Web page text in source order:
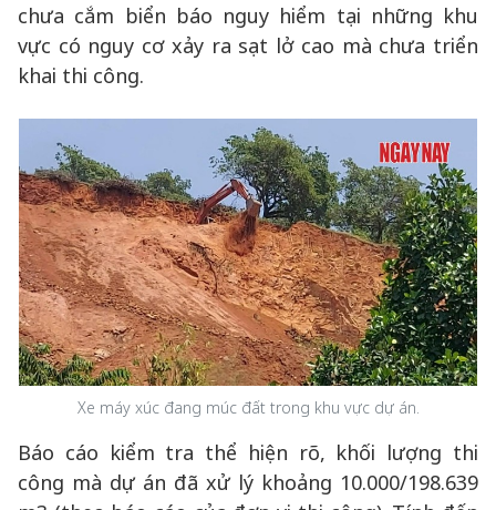
chưa cắm biển báo nguy hiểm tại những khu
vực có nguy cơ xảy ra sạt lở cao mà chưa triển
khai thi công.
Xe máy xúc đang múc đất trong khu vực dự án.
Báo cáo kiểm tra thể hiện rõ, khối lượng thi
công mà dự án đã xử lý khoảng 10.000/198.639